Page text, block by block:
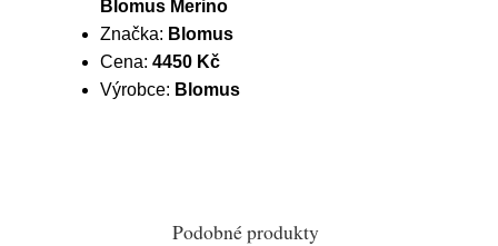
Blomus Merino
Značka: Blomus
Cena: 4450 Kč
Výrobce: Blomus
Podobné produkty